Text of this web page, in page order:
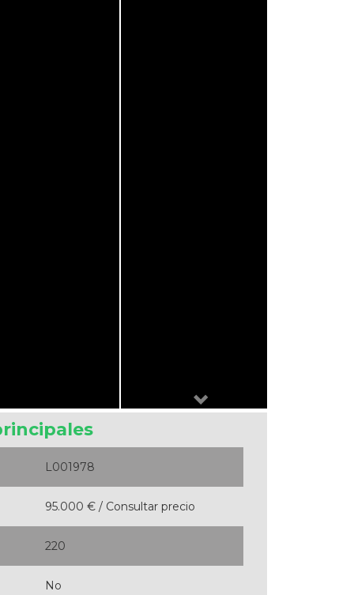
L001978
95.000 € / Consultar precio
220
No